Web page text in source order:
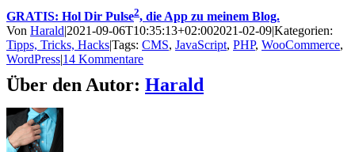
GRATIS: Hol Dir Pulse2, die App zu meinem Blog.
Von Harald|2021-09-06T10:35:13+02:002021-02-09|Kategorien:
Tipps, Tricks, Hacks|Tags: CMS, JavaScript, PHP, WooCommerce,
WordPress|14 Kommentare
Über den Autor: Harald